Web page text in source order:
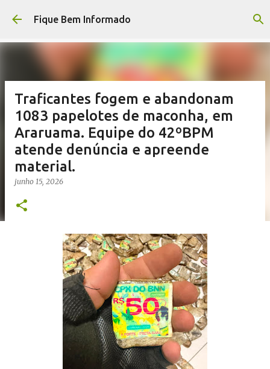
Pular para o conteúdo principal
Fique Bem Informado
Traficantes fogem e abandonam
1083 papelotes de maconha, em
Araruama. Equipe do 42ºBPM
atende denúncia e apreende
material.
junho 15, 2026